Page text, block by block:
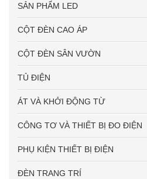
SẢN PHẨM LED
CỘT ĐÈN CAO ÁP
CỘT ĐÈN SÂN VƯỜN
TỦ ĐIỆN
ÁT VÀ KHỞI ĐỘNG TỪ
CÔNG TƠ VÀ THIẾT BỊ ĐO ĐIỆN
PHỤ KIỆN THIẾT BỊ ĐIỆN
ĐÈN TRANG TRÍ